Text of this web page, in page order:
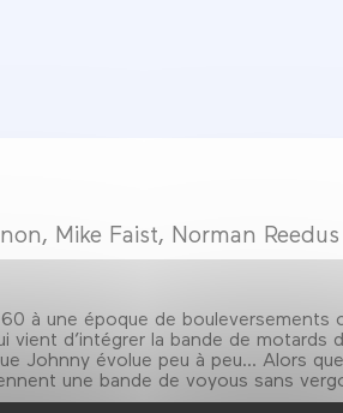
Mike Faist, Norman Reedus
à une époque de bouleversements
d’intégrer la bande de motards
Johnny évolue peu à peu... Alors
une bande de voyous sans